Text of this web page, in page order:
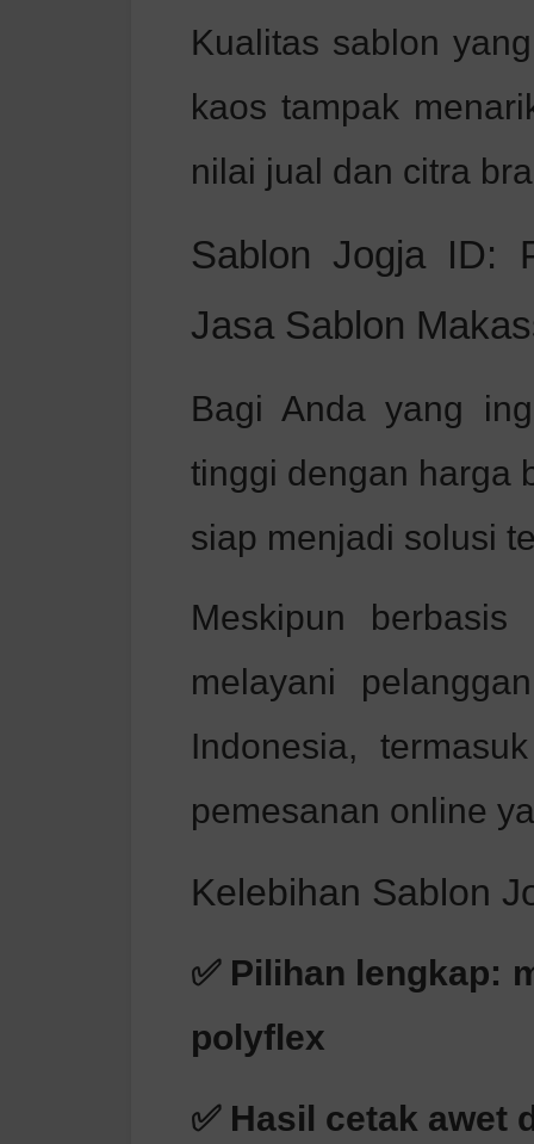
Kualitas sablon
kaos tampak
nilai jual dan citra
Sablon Jogja ID:
Jasa Sablon
Bagi Anda yang
tinggi dengan harga
siap menjadi solusi
Meskipun
melayani
Indonesia,
pemesanan online
Kelebihan Sablon
✅ Pilihan lengkap:
polyflex
✅ Hasil cetak awet